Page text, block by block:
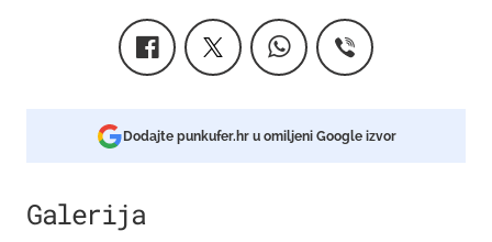
Dodajte punkufer.hr u omiljeni Google izvor
Galerija